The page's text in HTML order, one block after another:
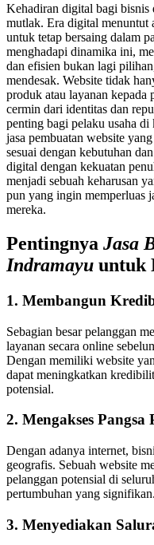
Kehadiran digital bagi bisnis
mutlak. Era digital menuntut
untuk tetap bersaing dalam
menghadapi dinamika ini,
dan efisien bukan lagi
mendesak. Website tidak
produk atau layanan kepada
cermin dari identitas dan
penting bagi pelaku usaha
jasa pembuatan website
sesuai dengan kebutuhan
digital dengan kekuatan
menjadi sebuah keharusan
pun yang ingin memperluas
mereka.
Pentingnya Jasa
Indramayu untuk
1. Membangun
Sebagian besar pelanggan
layanan secara online
Dengan memiliki website
dapat meningkatkan
potensial.
2. Mengakses
Dengan adanya internet,
geografis. Sebuah website
pelanggan potensial di
pertumbuhan yang signifikan.
3. Menyediakan